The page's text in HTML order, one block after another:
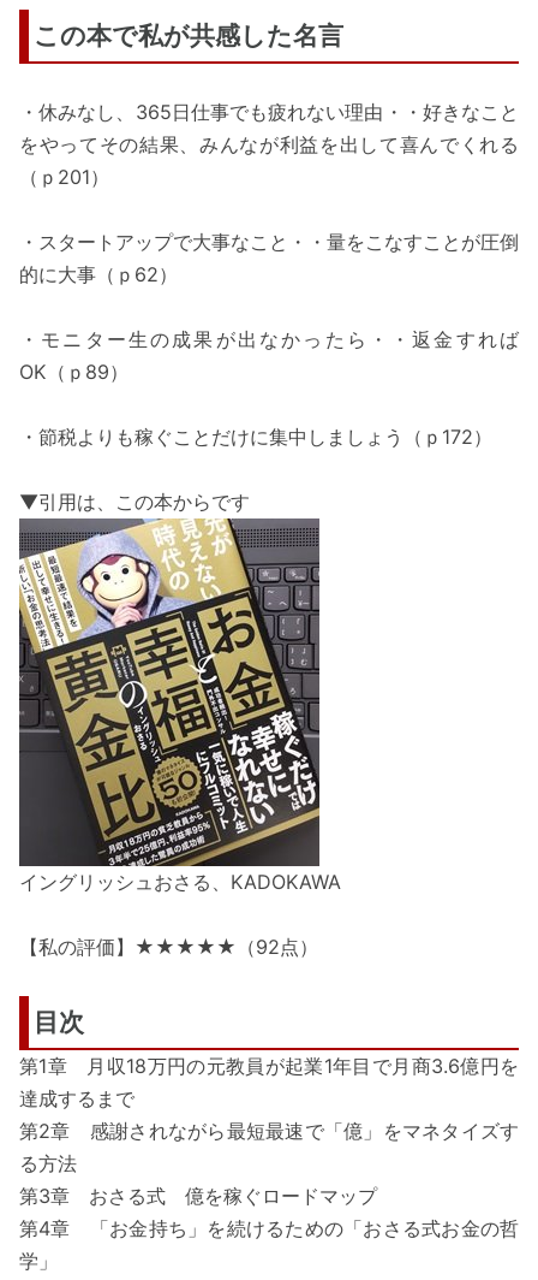
この本で私が共感した名言
・休みなし、365日仕事でも疲れない理由・・好きなこと
をやってその結果、みんなが利益を出して喜んでくれる
（ｐ201）
・スタートアップで大事なこと・・量をこなすことが圧倒
的に大事（ｐ62）
・モニター生の成果が出なかったら・・返金すれば
OK（ｐ89）
・節税よりも稼ぐことだけに集中しましょう（ｐ172）
▼引用は、この本からです
イングリッシュおさる、KADOKAWA
【私の評価】★★★★★（92点）
目次
第1章 月収18万円の元教員が起業1年目で月商3.6億円を
達成するまで
第2章 感謝されながら最短最速で「億」をマネタイズす
る方法
第3章 おさる式 億を稼ぐロードマップ
第4章 「お金持ち」を続けるための「おさる式お金の哲
学」